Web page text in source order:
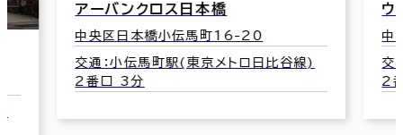
アーバンクロス日本橋
中央区日本橋小伝馬町16-20
交通：小伝馬町駅(東京メトロ日比谷線)
2番口 3分
ウ
中
交
2